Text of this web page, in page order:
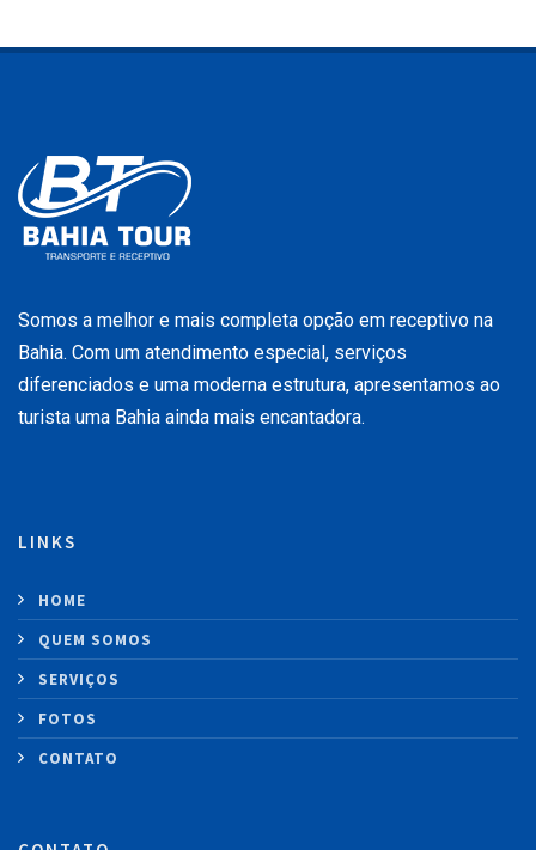
Somos a melhor e mais completa opção em receptivo na
Bahia. Com um atendimento especial, serviços
diferenciados e uma moderna estrutura, apresentamos ao
turista uma Bahia ainda mais encantadora.
LINKS
HOME
QUEM SOMOS
SERVIÇOS
FOTOS
CONTATO